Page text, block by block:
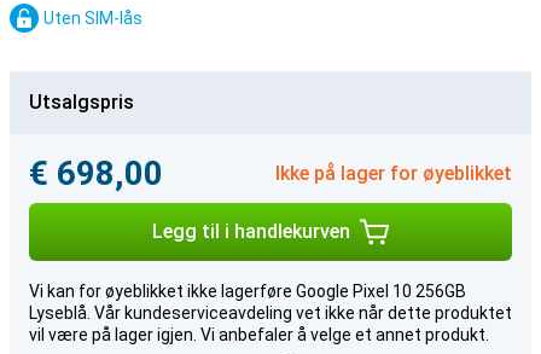
Uten SIM-lås
Utsalgspris
€ 698,00 Ikke på lager for øyeblikket
Legg til i handlekurven
Vi kan for øyeblikket ikke lagerføre Google Pixel 10 256GB
Lyseblå. Vår kundeserviceavdeling vet ikke når dette produktet
vil være på lager igjen. Vi anbefaler å velge et annet produkt.